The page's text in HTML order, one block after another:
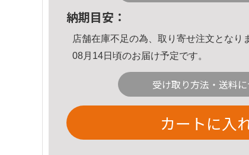
納期目安：
店舗在庫不足の為、取り寄せ注文となり
08月14日頃のお届け予定です。
受け取り方法・送料
カートに入